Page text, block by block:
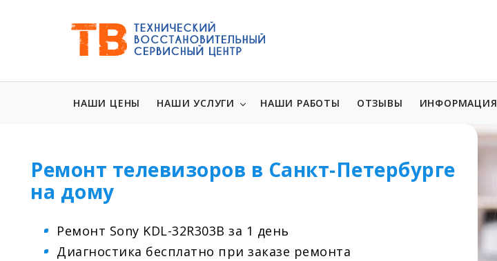
НАШИ ЦЕНЫ НАШИ УСЛУГИ НАШИ РАБОТЫ ОТЗЫВЫ ИНФОРМАЦИЯ
Ремонт телевизоров в Санкт-Петербурге
на дому
Ремонт Sony KDL-32R303B за 1 день
Диагностика бесплатно при заказе ремонта